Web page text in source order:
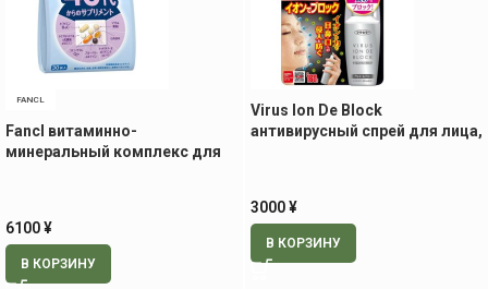
FANCL
Fancl витаминно-
минеральный комплекс для
6100¥
В КОРЗИНУ
Virus Ion De Block
антивирусный спрей для лица,
3000¥
В КОРЗИНУ